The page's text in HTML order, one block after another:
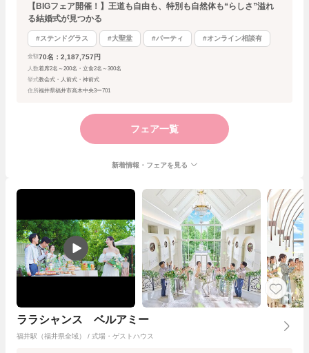
【BIGフェア開催！】王道も自由も、特別も自然体も“らしさ”溢れ
る結婚式が見つかる
#ステンドグラス #大聖堂 #パーティ #オンライン相談有
金額 70名：2,187,757円
人数着席2名～200名・立食2名～300名
挙式教会式・人前式・神前式
住所福井県福井市高木中央3ー701
フェア一覧
新着情報・フェアを見る
ララシャンス ベルアミー
福井駅（福井県全域） / 式場・ゲストハウス